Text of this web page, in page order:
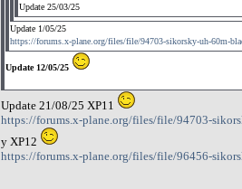
Update 25/03/25
Update 1/05/25
https://forums.x-plane.org/files/file/94703-sikorsky-uh-60m-
Update 12/05/25
Update 21/08/25 XP11
https://forums.x-plane.org/files/file/94703-
y XP12
https://forums.x-plane.org/files/file/96456-